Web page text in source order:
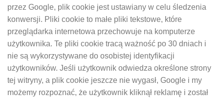
przez Google, plik cookie jest ustawiany w celu śledzenia
konwersji. Pliki cookie to małe pliki tekstowe, które
przeglądarka internetowa przechowuje na komputerze
użytkownika. Te pliki cookie tracą ważność po 30 dniach i
nie są wykorzystywane do osobistej identyfikacji
użytkowników. Jeśli użytkownik odwiedza określone strony
tej witryny, a plik cookie jeszcze nie wygasł, Google i my
możemy rozpoznać, że użytkownik kliknął reklamę i został